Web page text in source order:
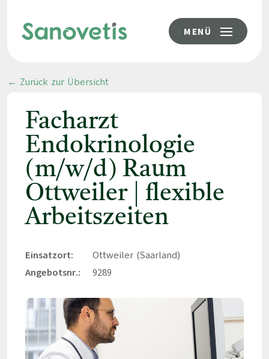
MENÜ
← Zurück zur Übersicht
Facharzt
Endokrinologie
(m/w/d) Raum
Ottweiler | flexible
Arbeitszeiten
Einsatzort:
Ottweiler (Saarland)
Angebotsnr.:
9289